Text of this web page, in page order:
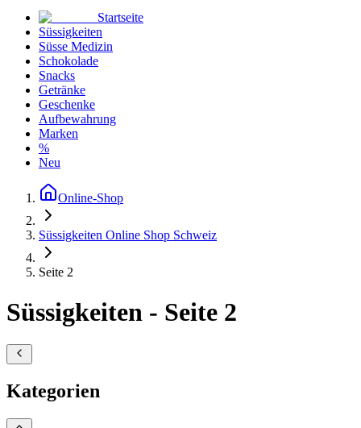
Startseite
Süssigkeiten
Süsse Medizin
Schokolade
Snacks
Getränke
Geschenke
Aufbewahrung
Marken
%
Neu
Online-Shop
Süssigkeiten Online Shop Schweiz
Seite 2
Süssigkeiten - Seite 2
Kategorien